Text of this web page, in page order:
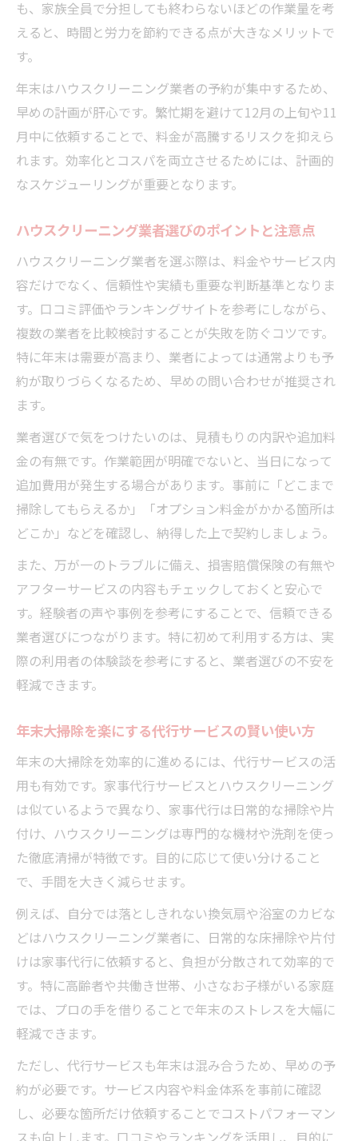
ハウスクリーニングで快適な家族の正月を
実現
感
大掃除代行を活用して家族時間を増やす工
夫
ハウスクリーニングによる心地よい空間作
りの秘訣
年末の掃除が賢くなる予約と料金の秘訣
ハウスクリーニング料金を抑える予約時期
の選び方
年末大掃除の繁忙期を避ける賢い依頼方法
ハウスクリーニングのお得なパックプラン
活用術
選び方
大掃除の効率化にはハウスクリーニングが便利
ハウスクリーニングで大掃除の負担を大幅
削減
ハウスクリーニングで難所も短時間できれ
いに
水回りセットクリーニングの効果的な活用
方法
大掃除リストをもとに効率よく依頼するコ
年末行事を大切にする掃除スケジュール提案
年末行事と両立するハウスクリーニング計
画術
伝統を守りながら大掃除するための段取り
方法
ハウスクリーニングと年末準備の上手な両
立法
大掃除を分散して年末をゆったり過ごすコ
ツ
家族で協力して進める年末大掃除のポイン
ト
も、家族全員で分担しても終わらないほどの作業量を考
えると、時間と労力を節約できる点が大きなメリットで
す。
年末はハウスクリーニング業者の予約が集中するため、
早めの計画が肝心です。繁忙期を避けて12月の上旬や11
月中に依頼することで、料金が高騰するリスクを抑えら
れます。効率化とコスパを両立させるためには、計画的
なスケジューリングが重要となります。
ハウスクリーニング業者選びのポイントと注意点
ハウスクリーニング業者を選ぶ際は、料金やサービス内
容だけでなく、信頼性や実績も重要な判断基準となりま
す。口コミ評価やランキングサイトを参考にしながら、
複数の業者を比較検討することが失敗を防ぐコツです。
特に年末は需要が高まり、業者によっては通常よりも予
約が取りづらくなるため、早めの問い合わせが推奨され
ます。
業者選びで気をつけたいのは、見積もりの内訳や追加料
金の有無です。作業範囲が明確でないと、当日になって
追加費用が発生する場合があります。事前に「どこまで
掃除してもらえるか」「オプション料金がかかる箇所は
どこか」などを確認し、納得した上で契約しましょう。
また、万が一のトラブルに備え、損害賠償保険の有無や
アフターサービスの内容もチェックしておくと安心で
す。経験者の声や事例を参考にすることで、信頼できる
業者選びにつながります。特に初めて利用する方は、実
際の利用者の体験談を参考にすると、業者選びの不安を
軽減できます。
年末大掃除を楽にする代行サービスの賢い使い方
年末の大掃除を効率的に進めるには、代行サービスの活
用も有効です。家事代行サービスとハウスクリーニング
は似ているようで異なり、家事代行は日常的な掃除や片
付け、ハウスクリーニングは専門的な機材や洗剤を使っ
た徹底清掃が特徴です。目的に応じて使い分けること
で、手間を大きく減らせます。
例えば、自分では落としきれない換気扇や浴室のカビな
どはハウスクリーニング業者に、日常的な床掃除や片付
けは家事代行に依頼すると、負担が分散されて効率的で
す。特に高齢者や共働き世帯、小さなお子様がいる家庭
では、プロの手を借りることで年末のストレスを大幅に
軽減できます。
ただし、代行サービスも年末は混み合うため、早めの予
約が必要です。サービス内容や料金体系を事前に確認
し、必要な箇所だけ依頼することでコストパフォーマン
スも向上します。口コミやランキングを活用し、目的に